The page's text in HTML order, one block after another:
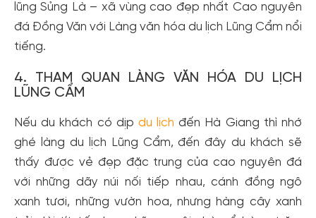
lũng Sủng Là – xã vùng cao đẹp nhất Cao nguyên
đá Đồng Văn với Làng văn hóa du lịch Lũng Cẩm nổi
tiếng.
4. THAM QUAN LÀNG VĂN HÓA DU LỊCH
LŨNG CẨM
Nếu du khách có dịp du lịch đến Hà Giang thì nhớ
ghé làng du lịch Lũng Cẩm, đến đây du khách sẽ
thấy được vẻ đẹp đặc trung của cao nguyên đá
với những dãy núi nối tiếp nhau, cánh đồng ngô
xanh tươi, những vườn hoa, nhưng hàng cây xanh